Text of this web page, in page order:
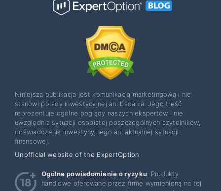
Niniejsza publikacja jest komunikacją marketingową i nie
stanowi porady inwestycyjnej ani badania. Jego treść
reprezentuje ogólne poglądy naszych ekspertów i nie
uwzględnia sytuacji osobistej poszczególnych czytelników,
doświadczenia inwestycyjnego ani aktualnej sytuacji
finansowej.
Unofficial website of the ExpertOption
Ogólne powiadomienie o ryzyku: Produkty
handlowe oferowane przez firmę wymienioną na tej